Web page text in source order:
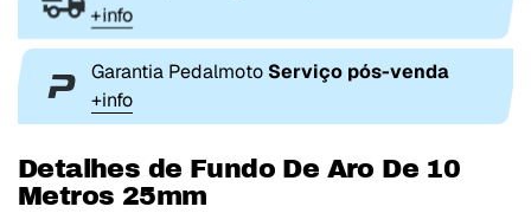
+info
Garantia Pedalmoto Serviço pós-venda
+info
Detalhes de Fundo De Aro De 10
Metros 25mm